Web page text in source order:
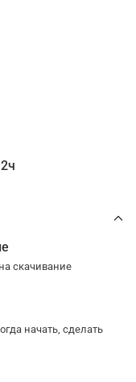
скачивание
начать, сделать